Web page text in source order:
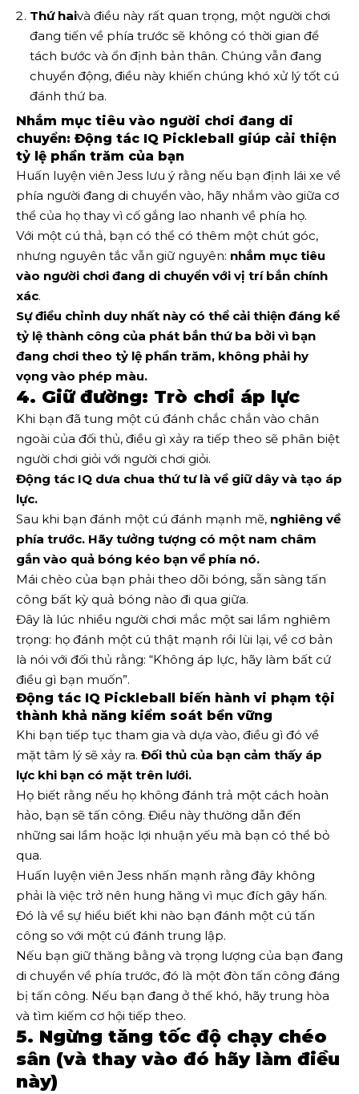
Thứ haivà điều này rất quan trọng, một người chơi
đang tiến về phía trước sẽ không có thời gian để
tách bước và ổn định bản thân. Chúng vẫn đang
chuyển động, điều này khiến chúng khó xử lý tốt cú
đánh thứ ba.
Nhắm mục tiêu vào người chơi đang di
chuyển: Động tác IQ Pickleball giúp cải thiện
tỷ lệ phần trăm của bạn
Huấn luyện viên Jess lưu ý rằng nếu bạn định lái xe về
phía người đang di chuyển vào, hãy nhắm vào giữa cơ
thể của họ thay vì cố gắng lao nhanh về phía họ.
Với một cú thả, bạn có thể có thêm một chút góc,
nhưng nguyên tắc vẫn giữ nguyên: nhắm mục tiêu
vào người chơi đang di chuyển với vị trí bắn chính
xác.
Sự điều chỉnh duy nhất này có thể cải thiện đáng kể
tỷ lệ thành công của phát bắn thứ ba bởi vì bạn
đang chơi theo tỷ lệ phần trăm, không phải hy
vọng vào phép màu.
4. Giữ đường: Trò chơi áp lực
Khi bạn đã tung một cú đánh chắc chắn vào chân
ngoài của đối thủ, điều gì xảy ra tiếp theo sẽ phân biệt
người chơi giỏi với người chơi giỏi.
Động tác IQ dưa chua thứ tư là về giữ dây và tạo áp
lực.
Sau khi bạn đánh một cú đánh mạnh mẽ, nghiêng về
phía trước. Hãy tưởng tượng có một nam châm
gắn vào quả bóng kéo bạn về phía nó.
Mái chèo của bạn phải theo dõi bóng, sẵn sàng tấn
công bất kỳ quả bóng nào đi qua giữa.
Đây là lúc nhiều người chơi mắc một sai lầm nghiêm
trọng: họ đánh một cú thật mạnh rồi lùi lại, về cơ bản
là nói với đối thủ rằng: “Không áp lực, hãy làm bất cứ
điều gì bạn muốn”.
Động tác IQ Pickleball biến hành vi phạm tội
thành khả năng kiểm soát bền vững
Khi bạn tiếp tục tham gia và dựa vào, điều gì đó về
mặt tâm lý sẽ xảy ra. Đối thủ của bạn cảm thấy áp
lực khi bạn có mặt trên lưới.
Họ biết rằng nếu họ không đánh trả một cách hoàn
hảo, bạn sẽ tấn công. Điều này thường dẫn đến
những sai lầm hoặc lợi nhuận yếu mà bạn có thể bỏ
qua.
Huấn luyện viên Jess nhấn mạnh rằng đây không
phải là việc trở nên hung hăng vì mục đích gây hấn.
Đó là về sự hiểu biết khi nào bạn đánh một cú tấn
công so với một cú đánh trung lập.
Nếu bạn giữ thăng bằng và trọng lượng của bạn đang
di chuyển về phía trước, đó là một đòn tấn công đáng
bị tấn công. Nếu bạn đang ở thế khó, hãy trung hòa
và tìm kiếm cơ hội tiếp theo.
5. Ngừng tăng tốc độ chạy chéo
sân (và thay vào đó hãy làm điều
này)